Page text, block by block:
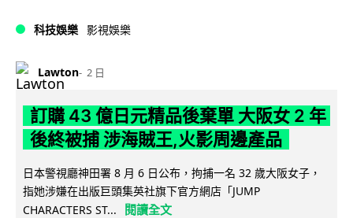
科技娛樂 影視娛樂
Lawton 2 日
訂購 43 億日元精品後棄單 大阪女 2 年
後終被捕 涉海賊王,火影周邊產品
日本警視廳神田署 8 月 6 日公布，拘捕一名 32 歲大阪女子，
指她涉嫌在出版巨頭集英社旗下官方網店「JUMP
CHARACTERS ST...
閱讀全文